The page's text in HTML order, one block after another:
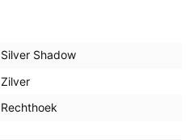
Silver Shadow
Zilver
Rechthoek